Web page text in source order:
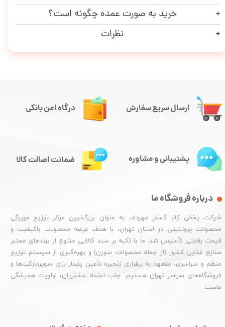
خرید به صورت عمده چگونه است؟
نظرات
ارسال سریع سفارش
درباره فروشگاه ما
شرکت پخش کالا گستر مهرداد، به عنوان بزرگ‌ترین مرکز توزیع مویرگی
محصولات پروتئینی در استان تهران، با هدف عرضه محصولات باکیفیت و
قیمت رقابتی تأسیس شد. ما با تکیه بر سبد کالایی متنوع از برندهای معتبر
صنایع غذایی کشور (از جمله محصولات سورن) و بهره‌گیری از سیستم توزیع
منظم و سراسری، متعهد به برقراری زنجیره تأمین پایدار برای سوپرمارکت‌ها و
فروشگاه‌های سراسر تهران هستیم. جلب اعتماد مشتریان، اولویت همیشگی
ماست.
درگاه امن بانکی
پشتیبانی و مشاوره ضمانت اصالت کالا